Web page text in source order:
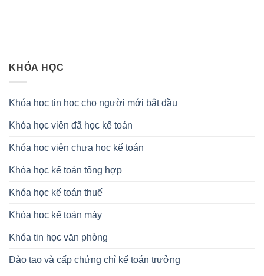
KHÓA HỌC
Khóa học tin học cho người mới bắt đầu
Khóa học viên đã học kế toán
Khóa học viên chưa học kế toán
Khóa học kế toán tổng hợp
Khóa học kế toán thuế
Khóa học kế toán máy
Khóa tin học văn phòng
Đào tạo và cấp chứng chỉ kế toán trưởng